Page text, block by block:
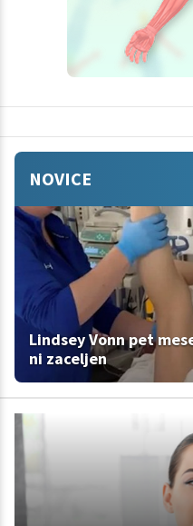
NOVICE
Lindsey Vonn pet
ni zaceljen